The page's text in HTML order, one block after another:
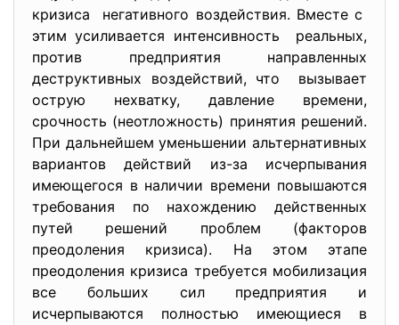
кризиса негативного воздействия. Вместе с
этим усиливается интенсивность реальных,
против предприятия направленных
деструктивных воздействий, что вызывает
острую нехватку, давление времени,
срочность (неотложность) принятия решений.
При дальнейшем уменьшении альтернативных
вариантов действий из-за исчерпывания
имеющегося в наличии времени повышаются
требования по нахождению действенных
путей решений проблем (факторов
преодоления кризиса). На этом этапе
преодоления кризиса требуется мобилизация
все больших сил предприятия и
исчерпываются полностью имеющиеся в